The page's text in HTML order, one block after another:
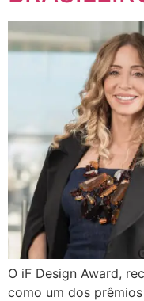
O iF Design Award,
como um dos